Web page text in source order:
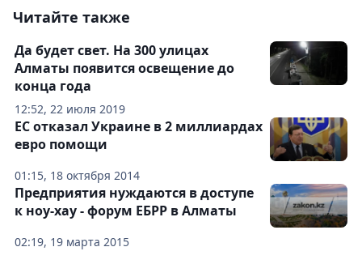
Читайте также
12:52, 22 июля 2019
Да будет свет. На 300 улицах
Алматы появится освещение до
конца года
01:15, 18 октября 2014
ЕС отказал Украине в 2 миллиардах
евро помощи
02:19, 19 марта 2015
Предприятия нуждаются в доступе
к ноу-хау - форум ЕБРР в Алматы